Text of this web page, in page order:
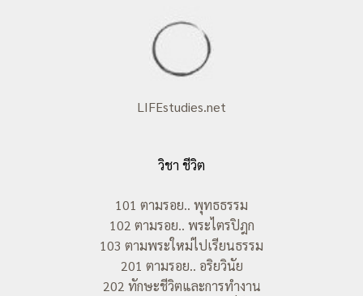
LIFEstudies.net
วิชา ชีวิต
101 ตามรอย.. พุทธธรรม
102 ตามรอย.. พระไตรปิฎก
103 ตามพระใหม่ไปเรียนธรรม
201 ตามรอย.. อริยวินัย
202 ทักษะชีวิตและการทำงาน